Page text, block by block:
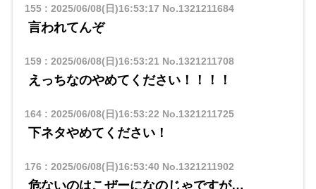
155: 2025/06/08(日)16:53:17 No.1321211684
言われてんぞ
159: 2025/06/08(日)16:53:21No.1321211708
えっちなのやめてください！！！！
164: 2025/06/08(日)16:53:22 No.1321211725
下ネタやめてください！
176 : 2025/06/08(日)16:53:40 No.1321211902
危ないのはこぜーになのじゃですが…